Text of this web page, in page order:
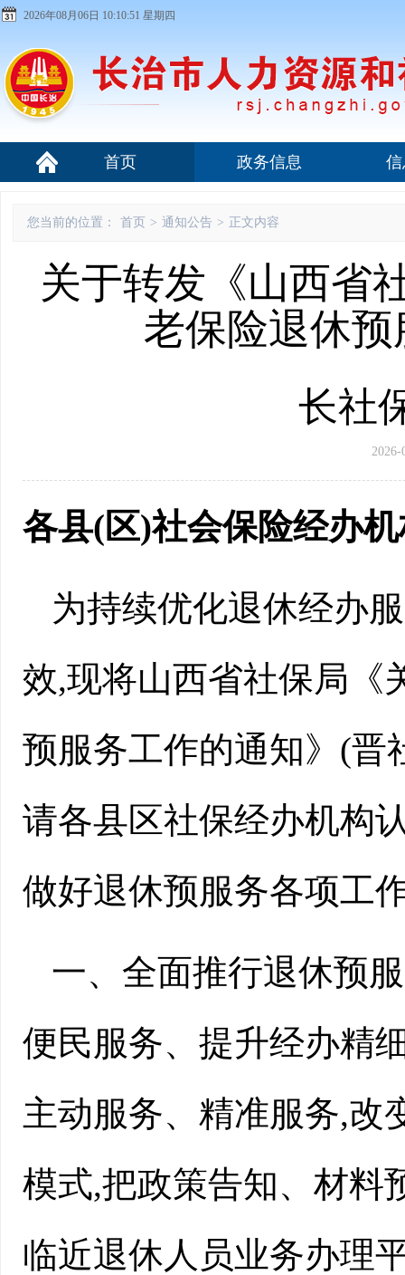
2026年08月06日 10:10:52 星期四
首页 政务信息
您当前的位置： 首页 > 通知公告 > 正文内容
关于转发《山西省
老保险退休
长社
2026-
各县(区)社会保险经办
为持续优化退休经办
效,现将山西省社保局《
预服务工作的通知》(晋
请各县区社保经办机构
做好退休预服务各项工
一、全面推行退休预
便民服务、提升经办精
主动服务、精准服务,改
模式,把政策告知、材料
临近退休人员业务办理